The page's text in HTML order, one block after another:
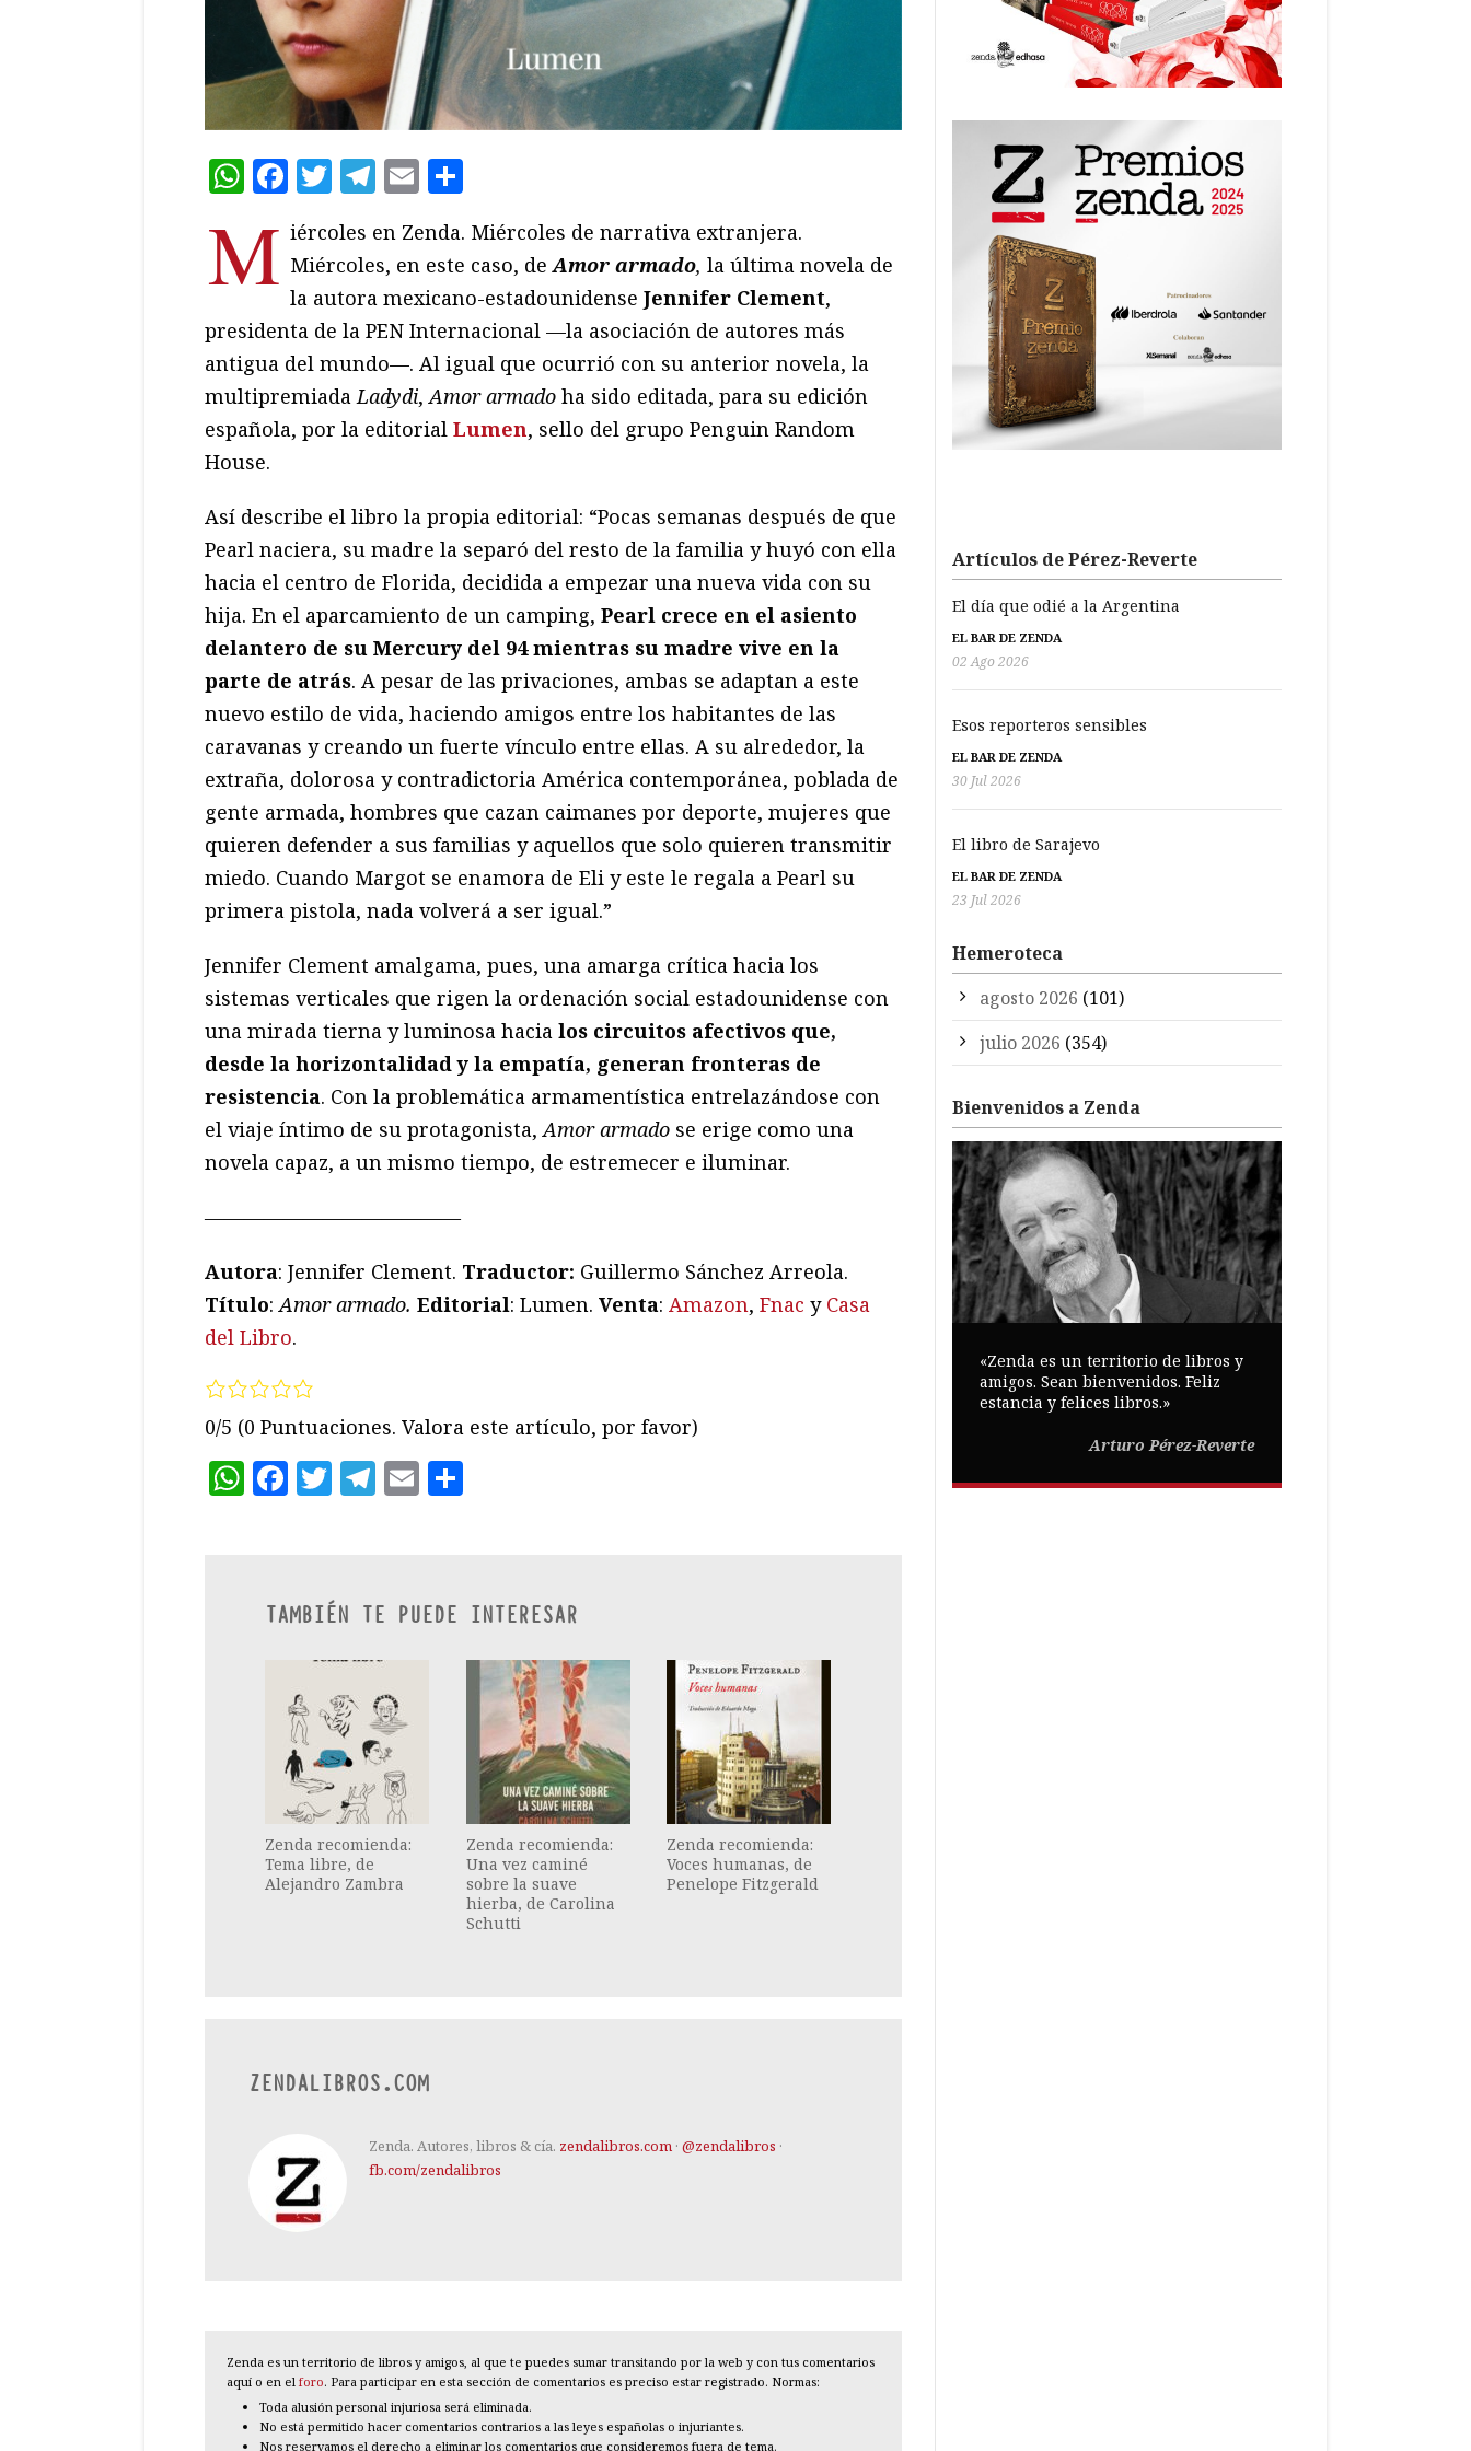
WhatsApp
Facebook
Twitter
Telegram
Email
M iércoles en Zenda. Miércoles de narrativa extranjera.
Miércoles, en este caso, deAmor armado, la última novela de
la autora mexicano-estadounidense Jennifer Clement,
presidenta de la PEN Internacional —la asociación de autores más
antigua del mundo—. Al igual que ocurrió con su anterior novela, la
multipremiada Ladydi, Amor armado ha sido editada, para su edición
española, por la editorial Lumen, sello del grupo Penguin Random
House.
Así describe el libro la propia editorial: “Pocas semanas después de que
Pearl naciera, su madre la separó del resto de la familia y huyó con ella
hacia el centro de Florida, decidida a empezar una nueva vida con su
hija. En el aparcamiento de un camping, Pearl crece en el asiento
delantero de su Mercury del 94 mientras su madre vive en la
parte de atrás. A pesar de las privaciones, ambas se adaptan a este
nuevo estilo de vida, haciendo amigos entre los habitantes de las
caravanas y creando un fuerte vínculo entre ellas. A su alrededor, la
extraña, dolorosa y contradictoria América contemporánea, poblada de
gente armada, hombres que cazan caimanes por deporte, mujeres que
quieren defender a sus familias y aquellos que solo quieren transmitir
miedo. Cuando Margot se enamora de Eli y este le regala a Pearl su
primera pistola, nada volverá a ser igual.”
Jennifer Clement amalgama, pues, una amarga crítica hacia los
sistemas verticales que rigen la ordenación social estadounidense con
una mirada tierna y luminosa hacia los circuitos afectivos que,
desde la horizontalidad y la empatía, generan fronteras de
resistencia. Con la problemática armamentística entrelazándose con
el viaje íntimo de su protagonista, Amor armado se erige como una
novela capaz, a un mismo tiempo, de estremecer e iluminar.
—————————————
Autora: Jennifer Clement. Traductor: Guillermo Sánchez Arreola.
Título: Amor armado. Editorial: Lumen. Venta: Amazon, Fnac y Casa
del Libro.
0/5 (0 Puntuaciones. Valora este artículo, por favor)
WhatsApp
Facebook
Twitter
Telegram
Email
TAMBIÉN TE PUEDE INTERESAR
Zenda recomienda:
Tema libre, de
Alejandro Zambra
Zenda recomienda:
Una vez caminé
sobre la suave
hierba, de Carolina
Schutti
Zenda recomienda:
Voces humanas, de
Penelope Fitzgerald
ZENDALIBROS.COM
Zenda. Autores, libros & cía. zendalibros.com · @zendalibros ·
fb.com/zendalibros
Zenda es un territorio de libros y amigos, al que te puedes sumar transitando por la web y con tus comentarios
aquí o en el foro. Para participar en esta sección de comentarios es preciso estar registrado. Normas:
Toda alusión personal injuriosa será eliminada.
No está permitido hacer comentarios contrarios a las leyes españolas o injuriantes.
Nos reservamos el derecho a eliminar los comentarios que consideremos fuera de tema.
Artículos de Pérez-Reverte
El día que odié a la Argentina
EL BAR DE ZENDA
02 Ago 2026
Esos reporteros sensibles
EL BAR DE ZENDA
30 Jul 2026
El libro de Sarajevo
EL BAR DE ZENDA
23 Jul 2026
Hemeroteca
agosto 2026 (101)
julio 2026 (354)
Bienvenidos a Zenda
«Zenda es un territorio de libros y
amigos. Sean bienvenidos. Feliz
estancia y felices libros.»
Arturo Pérez-Reverte